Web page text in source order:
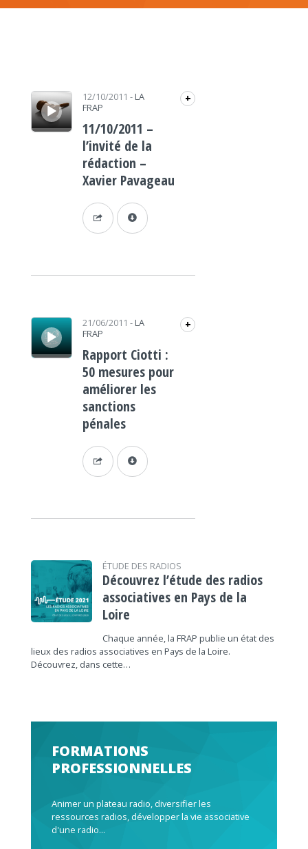
Lecteur audio 12/10/2011 - LA
FRAP
+
11/10/2011 –
l’invité de la
rédaction –
Xavier Pavageau
Lecteur audio 21/06/2011 - LA
FRAP
+
Rapport Ciotti :
50 mesures pour
améliorer les
sanctions
pénales
ÉTUDE DES RADIOS
Découvrez l’étude des radios
associatives en Pays de la
Loire
Chaque année, la FRAP publie un état des
lieux des radios associatives en Pays de la Loire.
Découvrez, dans cette…
FORMATIONS
PROFESSIONNELLES
Animer un plateau radio, diversifier les
ressources radios, développer la vie associative
d'une radio...